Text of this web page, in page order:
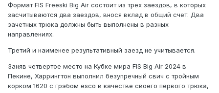
Формат FIS Freeski Big Air состоит из трех заездов, в которых
засчитываются два заездов, внося вклад в общий счет. Два
зачетных трюка должны быть выполнены в разных
направлениях.
Третий и наименее результативный заезд не учитывается.
Заняв четвертое место на Кубке мира FIS Big Air 2024 в
Пекине, Харрингтон выполнил безупречный свич с тройным
корком 1620 с грэбом esco в качестве своего первого трюка,